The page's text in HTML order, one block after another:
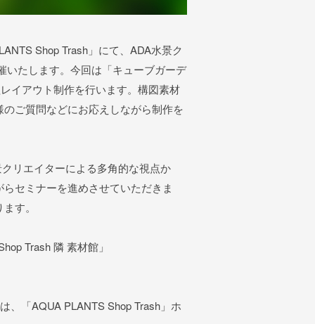
Shop Trash」にて、ADA水景ク
いたします。今回は「キューブガーデ
イアウト制作を行います。構図素材
ご質問などにお応えしながら制作を
リエイターによる多角的な視点か
セミナーを進めさせていただきま
す。
Trash 隣 素材館」
、「AQUA PLANTS Shop Trash」ホ